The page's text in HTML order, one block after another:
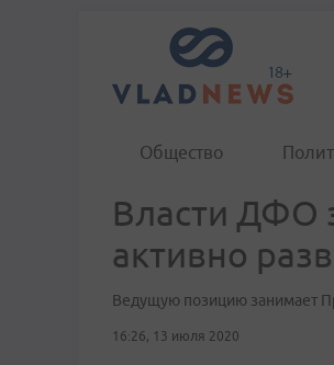
Общество
Власти ДФО
активно
Ведущую позицию занимает
16:26, 13 июля 2020